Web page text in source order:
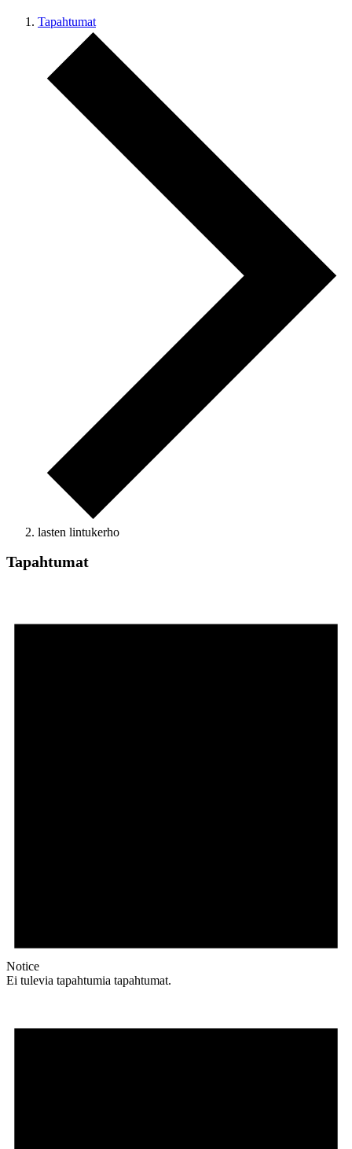
Tapahtumat
lasten lintukerho
Tapahtumat
Notice
Ei tulevia tapahtumia tapahtumat.